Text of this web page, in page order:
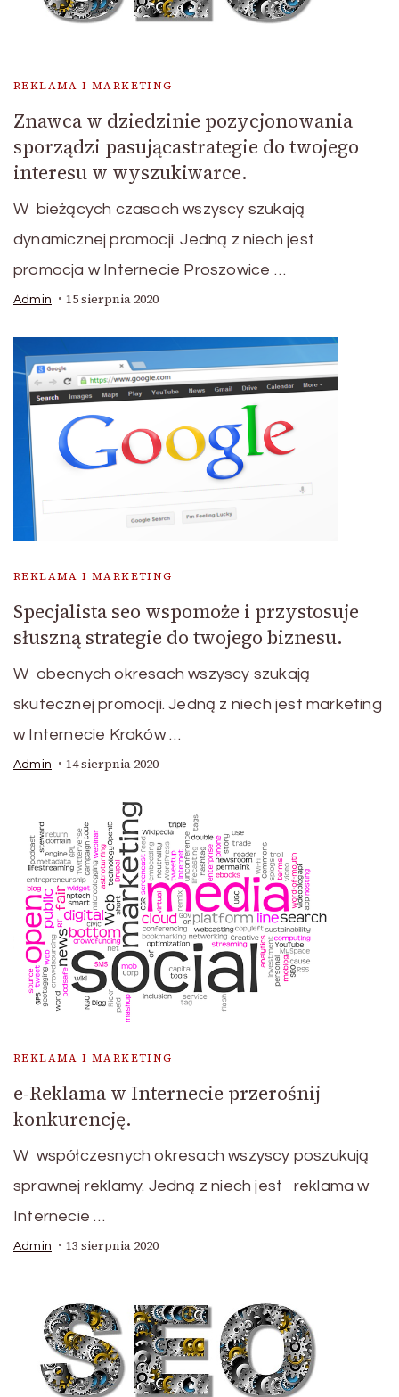
REKLAMA I MARKETING
Znawca w dziedzinie pozycjonowania
sporządzi pasującastrategie do twojego
interesu w wyszukiwarce.
W bieżących czasach wszyscy szukają
dynamicznej promocji. Jedną z niech jest
promocja w Internecie Proszowice …
Admin 15 sierpnia 2020
REKLAMA I MARKETING
Specjalista seo wspomoże i przystosuje
słuszną strategie do twojego biznesu.
W obecnych okresach wszyscy szukają
skutecznej promocji. Jedną z niech jest marketing
w Internecie Kraków …
Admin 14 sierpnia 2020
REKLAMA I MARKETING
e-Reklama w Internecie przerośnij
konkurencję.
W współczesnych okresach wszyscy poszukują
sprawnej reklamy. Jedną z niech jest reklama w
Internecie …
Admin 13 sierpnia 2020